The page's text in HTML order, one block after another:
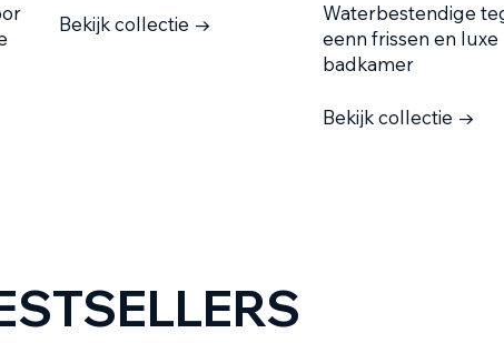
Bekijk collectie →
Waterbestendige
eenn frissen en luxe
badkamer
Bekijk collectie →